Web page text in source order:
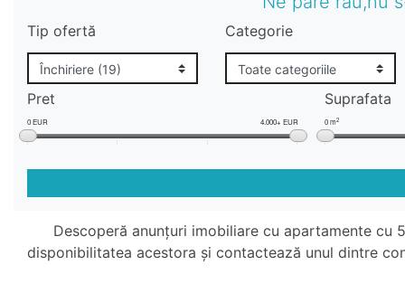
Tip ofertă Categorie
Pret
0 EUR 4.000+ EUR
Suprafata
0 m2
Descoperă anunțuri imobiliare cu apartamente
disponibilitatea acestora și contactează unul dintre